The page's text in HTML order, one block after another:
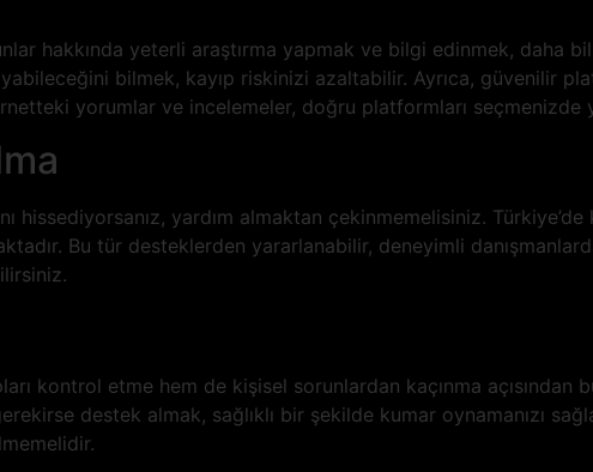
hakkında yeterli araştırma yapmak ve bilgi edinmek, daha
bilmek, kayıp riskinizi azaltabilir. Ayrıca, güvenilir
yorumlar ve incelemeler, doğru platformları seçmenizde
hissediyorsanız, yardım almaktan çekinmemelisiniz. Türkiye’de
Bu tür desteklerden yararlanabilir, deneyimli
kontrol etme hem de kişisel sorunlardan kaçınma açısından
destek almak, sağlıklı bir şekilde kumar oynamanızı